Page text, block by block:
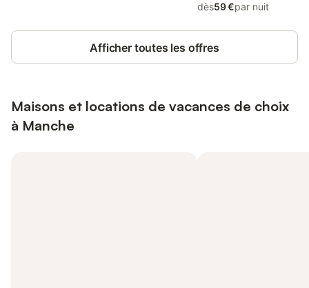
dès59 €par nuit
Afficher toutes les offres
Maisons et locations de vacances de choix
à Manche